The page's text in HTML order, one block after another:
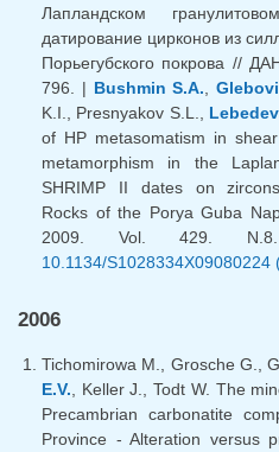
Лапландском
датирование цирконов из
Порьегубского покрова //
796. | Bushmin S.A.,
K.I., Presnyakov S.L.,
of HP metasomatism in
metamorphism in the
SHRIMP II dates on
Rocks of the Porya Guba
2009. Vol. 429.
10.1134/S1028334X09080224
2006
Tichomirowa M., Grosche G.,
E.V. , Keller J., Todt W. The
Precambrian carbonatite
Province - Alteration versus